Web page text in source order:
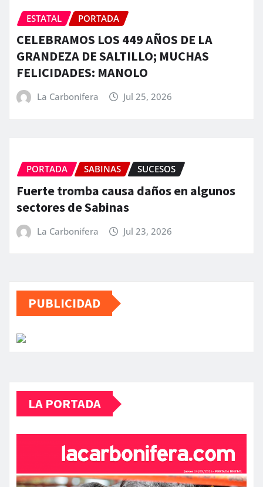
ESTATAL PORTADA
CELEBRAMOS LOS 449 AÑOS DE LA
GRANDEZA DE SALTILLO; MUCHAS
FELICIDADES: MANOLO
La Carbonifera Jul 25, 2026
PORTADA SABINAS SUCESOS
Fuerte tromba causa daños en algunos
sectores de Sabinas
La Carbonifera Jul 23, 2026
PUBLICIDAD
LA PORTADA